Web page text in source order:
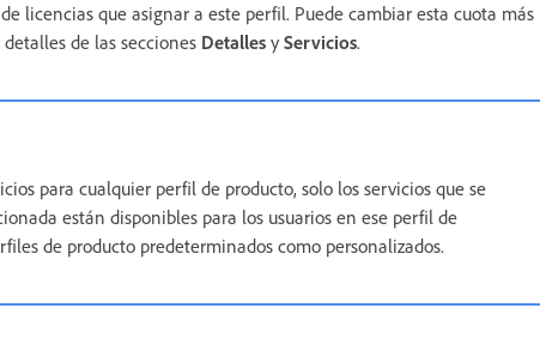
licencias que asignar a este perfil. Puede cambiar esta cuota más
de las secciones Detalles y Servicios.
para cualquier perfil de producto, solo los servicios que se
están disponibles para los usuarios en ese perfil de
de producto predeterminados como personalizados.